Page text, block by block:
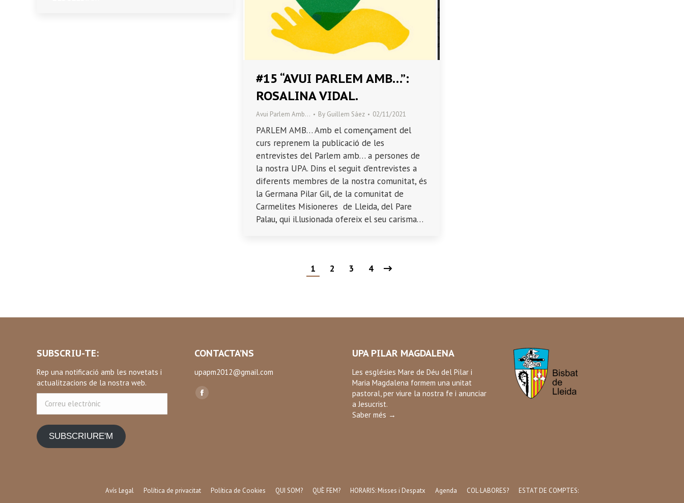
#15 “AVUI PARLEM AMB…”:
ROSALINA VIDAL.
Avui Parlem Amb… By Guillem Sáez 02/11/2021
PARLEM AMB… Amb el començament del
curs reprenem la publicació de les
entrevistes del Parlem amb… a persones de
la nostra UPA. Dins el seguit d’entrevistes a
diferents membres de la nostra comunitat, és
la Germana Pilar Gil, de la comunitat de
Carmelites Misioneres de Lleida, del Pare
Palau, qui il.lusionada ofereix el seu carisma…
1 2 3 4
SUBSCRIU-TE:
Rep una notificació amb les novetats i
actualitzacions de la nostra web.
electrònic
SUBSCRIURE'M
CONTACTA’NS
upapm2012@gmail.com
Find us on:
Facebook
UPA PILAR MAGDALENA
Les esglésies Mare de Déu del Pilar i
Maria Magdalena formem una unitat
pastoral, per viure la nostra fe i anunciar
a Jesucrist.
Saber més →
Avís Legal Política de privacitat Política de Cookies QUI SOM? QUÈ FEM? HORARIS: Misses i Despatx Agenda COL·LABORES? ESTAT DE COMPTES: